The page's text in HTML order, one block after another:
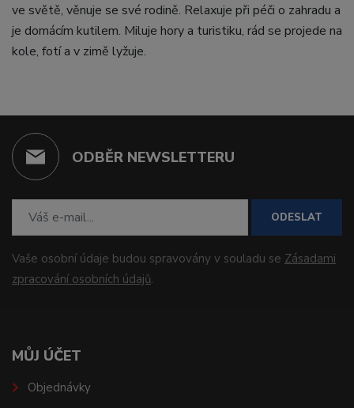
ve světě, věnuje se své rodině. Relaxuje při péči o zahradu a
je domácím kutilem. Miluje hory a turistiku, rád se projede na
kole, fotí a v zimě lyžuje.
ODBĚR NEWSLETTERU
ODESLAT
Vaše osobní údaje budou spravovány v souladu se Zásadami
zpracování osobních údajů.
MŮJ ÚČET
Objednávky